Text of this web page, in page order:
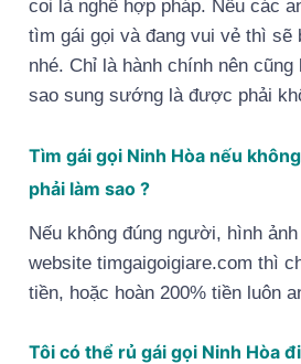
coi là nghề hợp pháp. Nếu các
tìm gái gọi và đang vui vẻ thì sẽ
nhé. Chỉ là hành chính nên cũng
sao sung sướng là được phải
Tìm gái gọi Ninh Hòa nếu
phải làm sao ?
Nếu không đúng người, hình
website timgaigoigiare.com thì
tiền, hoặc hoàn 200% tiền luôn
Tôi có thể rủ gái gọi Ninh Hòa